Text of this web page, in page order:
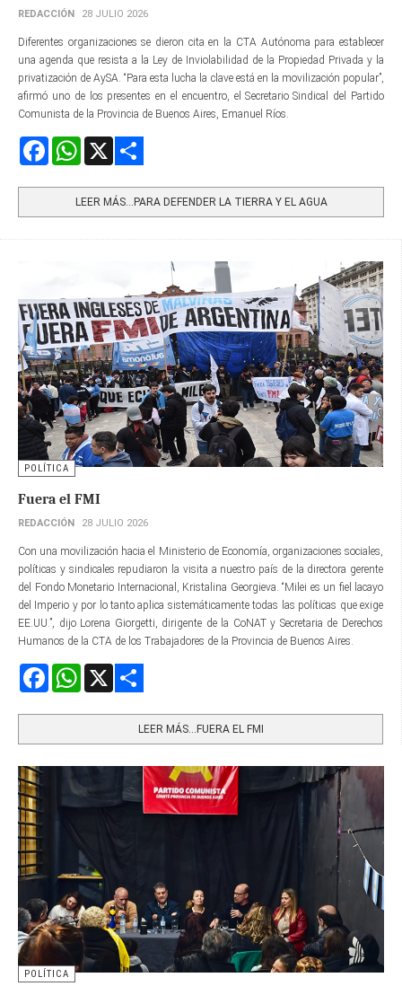
REDACCIÓN 28 JULIO 2026
Diferentes organizaciones se dieron cita en la CTA Autónoma para establecer
una agenda que resista a la Ley de Inviolabilidad de la Propiedad Privada y la
privatización de AySA. “Para esta lucha la clave está en la movilización popular”,
afirmó uno de los presentes en el encuentro, el Secretario Sindical del Partido
Comunista de la Provincia de Buenos Aires, Emanuel Ríos.
FacebookWhatsApp
LEER MÁS…PARA DEFENDER LA TIERRA Y EL AGUA
POLÍTICA
Fuera el FMI
REDACCIÓN 28 JULIO 2026
Con una movilización hacia el Ministerio de Economía, organizaciones sociales,
políticas y sindicales repudiaron la visita a nuestro país de la directora gerente​
del Fondo Monetario Internacional, Kristalina Georgieva. “Milei es un fiel lacayo
del Imperio y por lo tanto aplica sistemáticamente todas las políticas que exige
EE.UU.”, dijo Lorena Giorgetti, dirigente de la CoNAT y Secretaria de Derechos
Humanos de la CTA de los Trabajadores de la Provincia de Buenos Aires.
FacebookWhatsApp
LEER MÁS…FUERA EL FMI
POLÍTICA